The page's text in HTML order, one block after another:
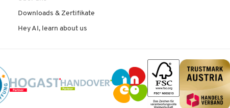
Downloads & Zertifikate
Hey AI, learn about us